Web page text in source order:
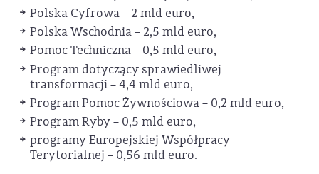
Polska Cyfrowa – 2 mld euro,
Polska Wschodnia – 2,5 mld euro,
Pomoc Techniczna – 0,5 mld euro,
Program dotyczący sprawiedliwej
transformacji – 4,4 mld euro,
Program Pomoc Żywnościowa – 0,2 mld euro,
Program Ryby – 0,5 mld euro,
programy Europejskiej Współpracy
Terytorialnej – 0,56 mld euro.